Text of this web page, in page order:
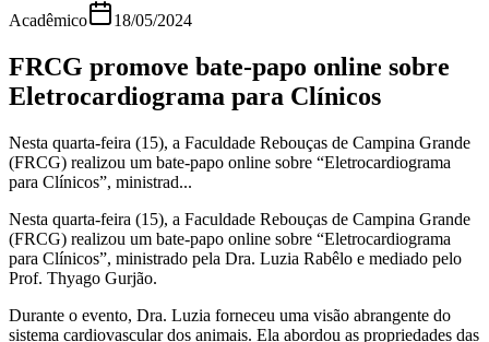
Acadêmico
18/05/2024
FRCG promove bate-papo online sobre
Eletrocardiograma para Clínicos
Nesta quarta-feira (15), a Faculdade Rebouças de Campina Grande
(FRCG) realizou um bate-papo online sobre “Eletrocardiograma
para Clínicos”, ministrad...
Nesta quarta-feira (15), a Faculdade Rebouças de Campina Grande
(FRCG) realizou um bate-papo online sobre “Eletrocardiograma
para Clínicos”, ministrado pela Dra. Luzia Rabêlo e mediado pelo
Prof. Thyago Gurjão.
Durante o evento, Dra. Luzia forneceu uma visão abrangente do
sistema cardiovascular dos animais. Ela abordou as propriedades das